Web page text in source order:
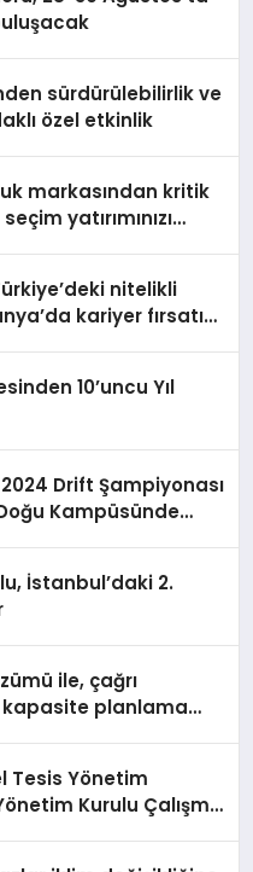
sürdürülebilirlik ve
özel etkinlik
markasından kritik
yatırımınızı
nitelikli
kariyer fırsatı
10’uncu Yıl
2024 Drift Şampiyonası
Doğu Kampüsünde
İstanbul’daki 2.
ile, çağrı
planlama
Tesis Yönetim
Kurulu Çalışma